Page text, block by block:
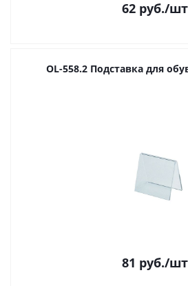
62руб./шт
OL-558.2 Подставка для
81 руб./шт